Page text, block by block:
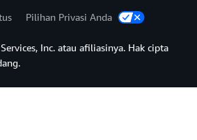
Pilihan Privasi Anda
Inc. atau afiliasinya. Hak cipta